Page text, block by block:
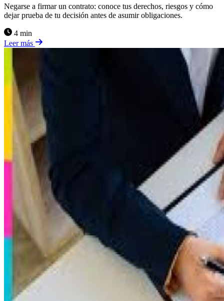
Negarse a firmar un contrato: conoce tus derechos, riesgos y cómo
dejar prueba de tu decisión antes de asumir obligaciones.
4 min
Leer más